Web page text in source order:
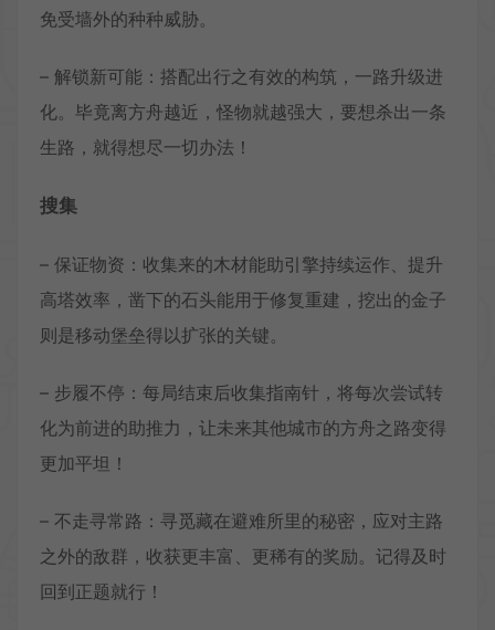
免受墙外的种种威胁。
– 解锁新可能：搭配出行之有效的构筑，一路升级进
化。毕竟离方舟越近，怪物就越强大，要想杀出一条
生路，就得想尽一切办法！
搜集
– 保证物资：收集来的木材能助引擎持续运作、提升
高塔效率，凿下的石头能用于修复重建，挖出的金子
则是移动堡垒得以扩张的关键。
– 步履不停：每局结束后收集指南针，将每次尝试转
化为前进的助推力，让未来其他城市的方舟之路变得
更加平坦！
– 不走寻常路：寻觅藏在避难所里的秘密，应对主路
之外的敌群，收获更丰富、更稀有的奖励。记得及时
回到正题就行！